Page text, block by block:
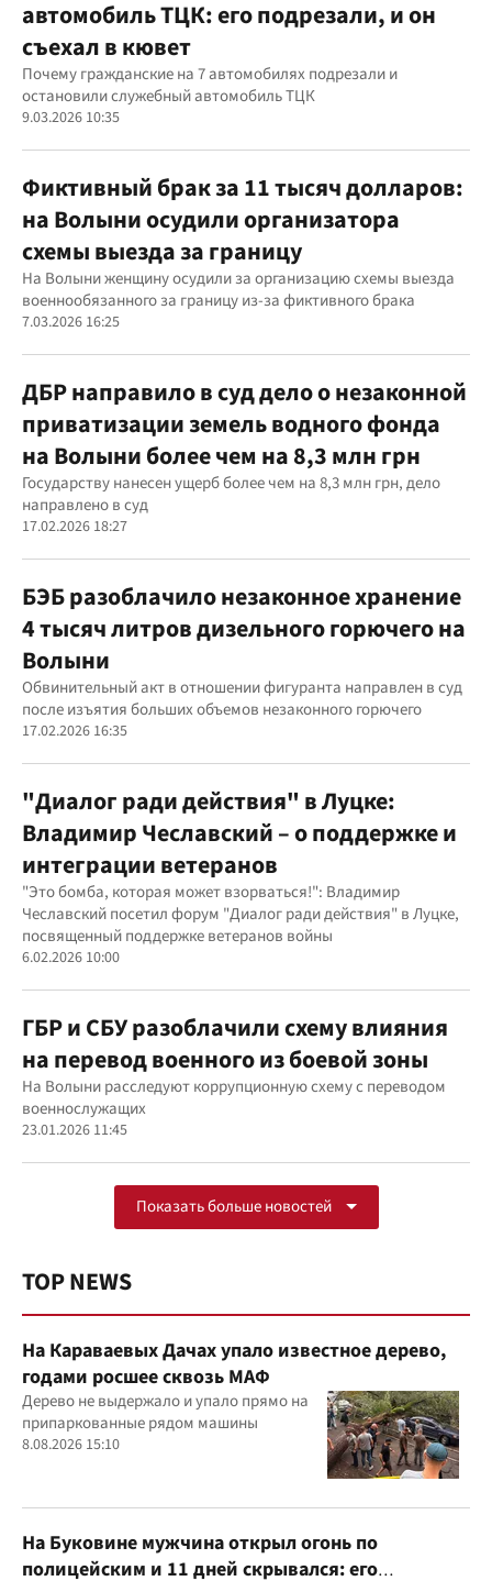
автомобиль ТЦК: его подрезали, и он
съехал в кювет
Почему гражданские на 7 автомобилях подрезали и
остановили служебный автомобиль ТЦК
9.03.2026 10:35
Фиктивный брак за 11 тысяч долларов:
на Волыни осудили организатора
схемы выезда за границу
На Волыни женщину осудили за организацию схемы выезда
военнообязанного за границу из-за фиктивного брака
7.03.2026 16:25
ДБР направило в суд дело о незаконной
приватизации земель водного фонда
на Волыни более чем на 8,3 млн грн
Государству нанесен ущерб более чем на 8,3 млн грн, дело
направлено в суд
17.02.2026 18:27
БЭБ разоблачило незаконное хранение
4 тысяч литров дизельного горючего на
Волыни
Обвинительный акт в отношении фигуранта направлен в суд
после изъятия больших объемов незаконного горючего
17.02.2026 16:35
"Диалог ради действия" в Луцке:
Владимир Чеславский – о поддержке и
интеграции ветеранов
"Это бомба, которая может взорваться!": Владимир
Чеславский посетил форум "Диалог ради действия" в Луцке,
посвященный поддержке ветеранов войны
6.02.2026 10:00
ГБР и СБУ разоблачили схему влияния
на перевод военного из боевой зоны
На Волыни расследуют коррупционную схему с переводом
военнослужащих
23.01.2026 11:45
Показать больше новостей
TOP NEWS
На Караваевых Дачах упало известное дерево,
годами росшее сквозь МАФ
Дерево не выдержало и упало прямо на
припаркованные рядом машины
8.08.2026 15:10
На Буковине мужчина открыл огонь по
полицейским и 11 дней скрывался: его